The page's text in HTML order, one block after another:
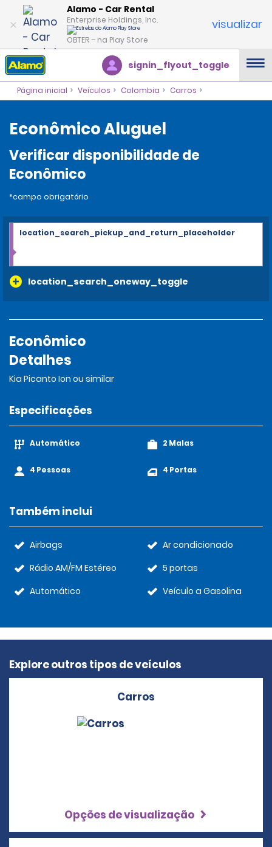
Alamo - Car Rental
Enterprise Holdings, Inc.
OBTER – na Play Store
visualizar
signin_flyout_toggle
Página inicial Veículos Colombia Carros
Econômico Aluguel
Verificar disponibilidade de
Econômico
*campo obrigatório
location_search_oneway_toggle
location_search_pickup_and_return_placeholder
Econômico
Detalhes
Kia Picanto Ion ou similar
Especificações
Automático
4 Pessoas
2 Malas
4 Portas
Também inclui
Airbags
Rádio AM/FM Estéreo
Automático
Ar condicionado
5 portas
Veículo a Gasolina
Explore outros tipos de veículos
Carros
Opções de visualização